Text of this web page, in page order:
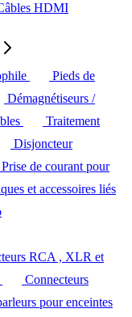
HDMI
Pieds de
Démagnétiseurs /
Traitement
Disjoncteur
Prise de courant pour
et accessoires liés
RCA , XLR et
Connecteurs
pour enceintes